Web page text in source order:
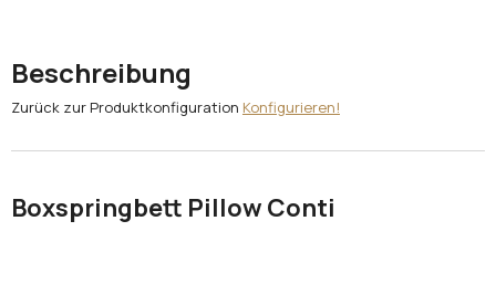
Beschreibung
Zurück zur Produktkonfiguration Konfigurieren!
Boxspringbett Pillow Conti